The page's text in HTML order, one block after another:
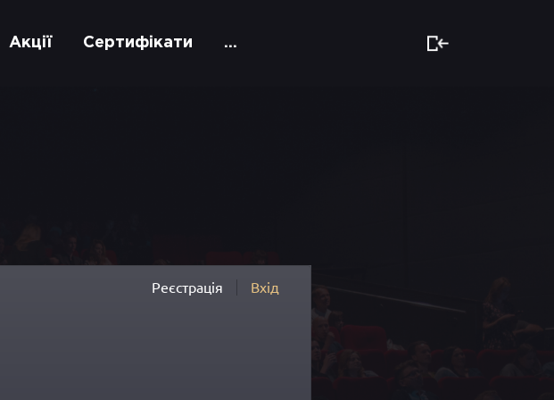
Акції Сертифікати ...
Реєстрація Вхід